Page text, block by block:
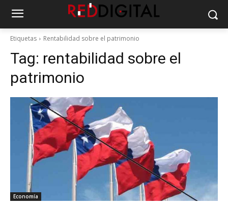
Etiquetas Rentabilidad sobre el patrimonio
Tag: rentabilidad sobre el
patrimonio
Economía